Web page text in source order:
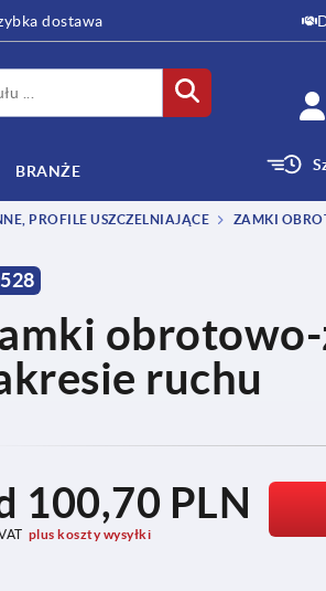
dostawa
BRANŻE
PROFILE USZCZELNIAJĄCE
ZAMKI
ruchu
100,70 PLN
plus koszty wysyłki